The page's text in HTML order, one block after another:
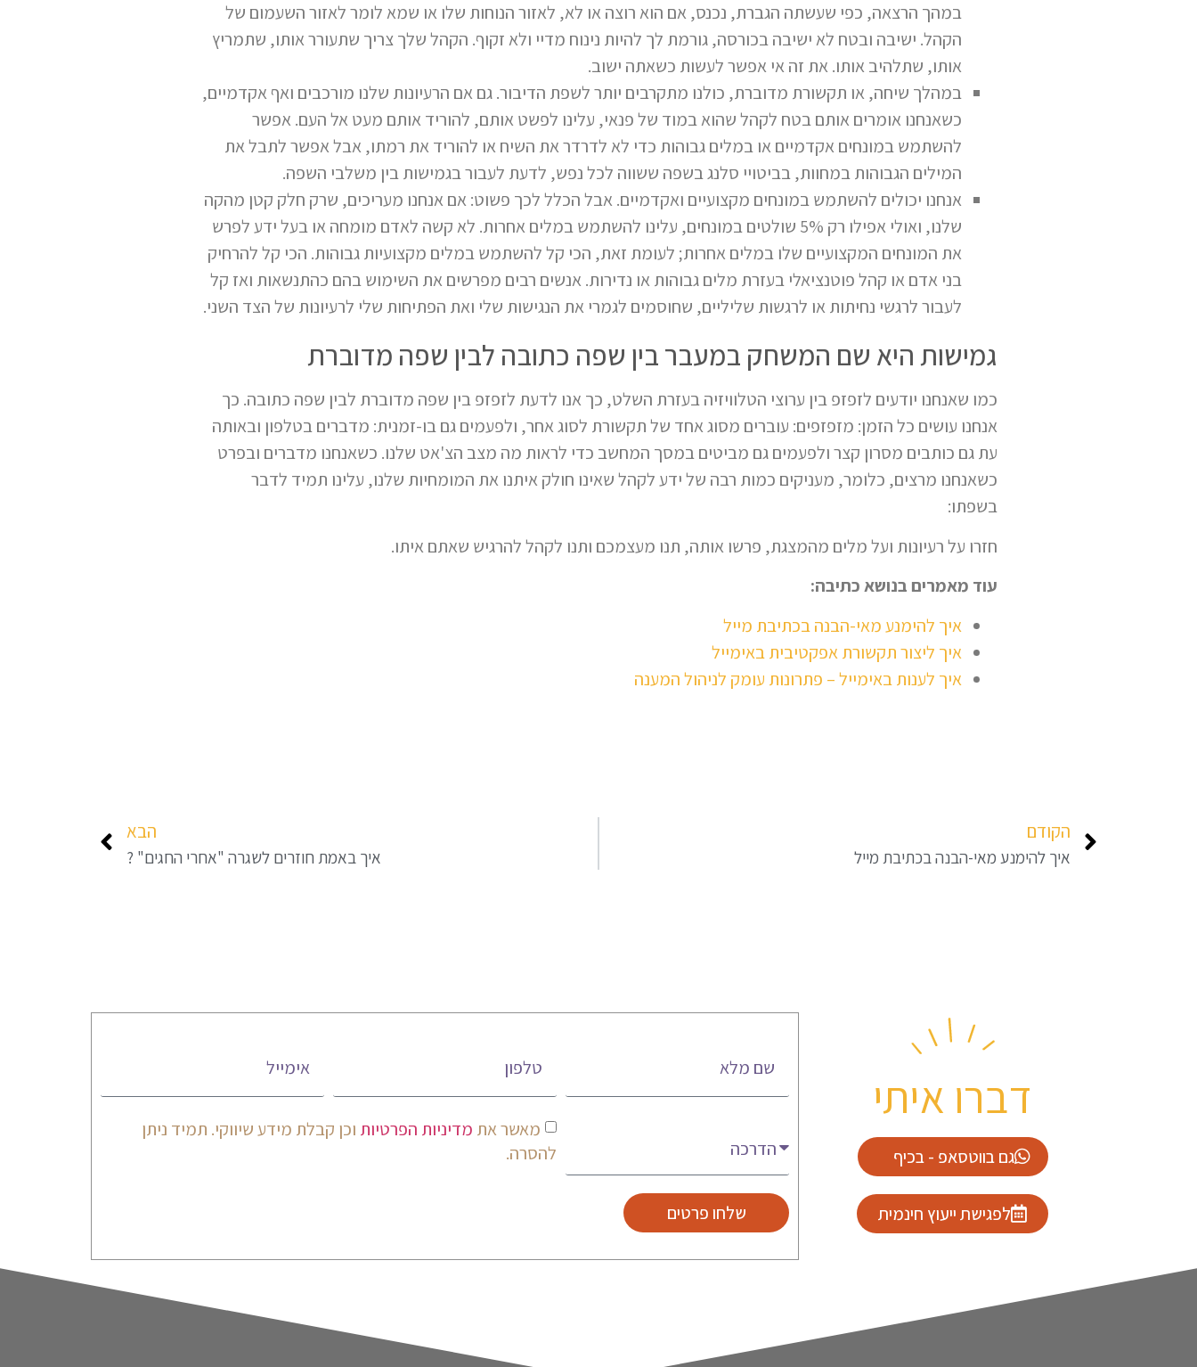
במהך הרצאה, כפי שעשתה הגברת, נכנס, אם הוא רוצה או לא, לאזור הנוחות שלו או שמא לומר לאזור השעמום של
הקהל. ישיבה ובטח לא ישיבה בכורסה, גורמת לך להיות נינוח מדיי ולא זקוף. הקהל שלך צריך שתעורר אותו, שתמריץ
אותו, שתלהיב אותו. את זה אי אפשר לעשות כשאתה ישוב.
במהלך שיחה, או תקשורת מדוברת, כולנו מתקרבים יותר לשפת הדיבור. גם אם הרעיונות שלנו מורכבים ואף אקדמיים,
כשאנחנו אומרים אותם בטח לקהל שהוא במוד של פנאי, עלינו לפשט אותם, להוריד אותם מעט אל העם. אפשר
להשתמש במונחים אקדמיים או במלים גבוהות כדי לא לדרדר את השיח או להוריד את רמתו, אבל אפשר לתבל את
המילים הגבוהות במחוות, בביטויי סלנג בשפה ששווה לכל נפש, לדעת לעבור בגמישות בין משלבי השפה.
אנחנו יכולים להשתמש במונחים מקצועיים ואקדמיים. אבל הכלל לכך פשוט: אם אנחנו מעריכים, שרק חלק קטן מהקה
שלנו, ואולי אפילו רק 5% שולטים במונחים, עלינו להשתמש במלים אחרות. לא קשה לאדם מומחה או בעל ידע לפרש
את המונחים המקצועיים שלו במלים אחרות; לעומת זאת, הכי קל להשתמש במלים מקצועיות גבוהות. הכי קל להרחיק
בני אדם או קהל פוטנציאלי בעזרת מלים גבוהות או נדירות. אנשים רבים מפרשים את השימוש בהם כהתנשאות ואז קל
לעבור לרגשי נחיתות או לרגשות שליליים, שחוסמים לגמרי את הנגישות שלי ואת הפתיחות שלי לרעיונות של הצד השני.
גמישות היא שם המשחק במעבר בין שפה כתובה לבין שפה מדוברת
כמו שאנחנו יודעים לזפזפ בין ערוצי הטלוויזיה בעזרת השלט, כך אנו לדעת לזפזפ בין שפה מדוברת לבין שפה כתובה. כך
אנחנו עושים כל הזמן: מזפזפים: עוברים מסוג אחד של תקשורת לסוג אחר, ולפעמים גם בו-זמנית: מדברים בטלפון ובאותה
עת גם כותבים מסרון קצר ולפעמים גם מביטים במסך המחשב כדי לראות מה מצב הצ'אט שלנו. כשאנחנו מדברים ובפרט
כשאנחנו מרצים, כלומר, מעניקים כמות רבה של ידע לקהל שאינו חולק איתנו את המומחיות שלנו, עלינו תמיד לדבר
בשפתו:
חזרו על רעיונות ועל מלים מהמצגת, פרשו אותה, תנו מעצמכם ותנו לקהל להרגיש שאתם איתו.
עוד מאמרים בנושא כתיבה:
איך להימנע מאי-הבנה בכתיבת מייל
איך ליצור תקשורת אפקטיבית באימייל
איך לענות באימייל – פתרונות עומק לניהול המענה
הקודם
איך להימנע מאי-הבנה בכתיבת מייל
הבא
איך באמת חוזרים לשגרה "אחרי החגים" ?
דברו איתי
גם בווטסאפ - בכיף
לפגישת ייעוץ חינמית
מאשר את מדיניות הפרטיות וכן קבלת מידע שיווקי. תמיד ניתן
להסרה.
שלחו פרטים